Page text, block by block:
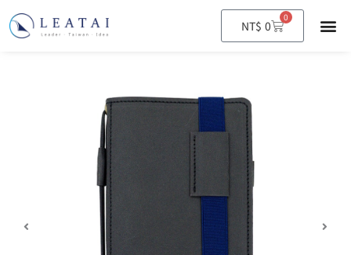
NT$ 0
0
購
物